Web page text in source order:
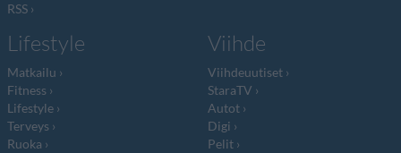
RSS
Lifestyle
Matkailu
Fitness
Lifestyle
Terveys
Ruoka
Viihde
Viihdeuutiset
StaraTV
Autot
Digi
Pelit